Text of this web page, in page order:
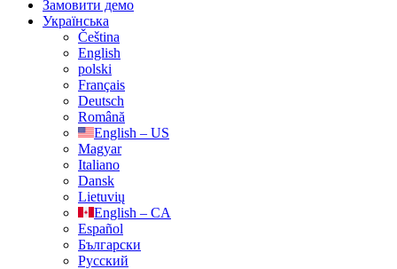
Замовити демо
Українська
Čeština
English
polski
Français
Deutsch
Română
English – US
Magyar
Italiano
Dansk
Lietuvių
English – CA
Español
Български
Русский